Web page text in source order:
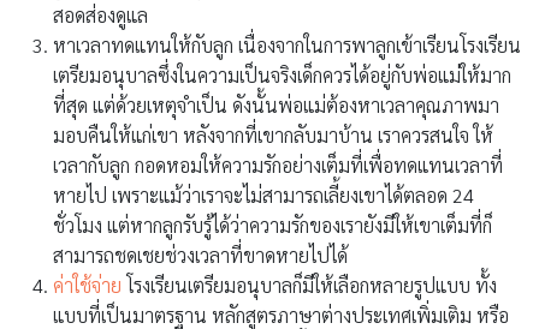
สอดส่องดูแล
หาเวลาทดแทนให้กับลูก เนื่องจากในการพาลูกเข้าเรียนโรงเรียน
เตรียมอนุบาลซึ่งในความเป็นจริงเด็กควรได้อยู่กับพ่อแม่ให้มาก
ที่สุด แต่ด้วยเหตุจำเป็น ดังนั้นพ่อแม่ต้องหาเวลาคุณภาพมา
มอบคืนให้แก่เขา หลังจากที่เขากลับมาบ้าน เราควรสนใจ ให้
เวลากับลูก กอดหอมให้ความรักอย่างเต็มที่เพื่อทดแทนเวลาที่
หายไป เพราะแม้ว่าเราจะไม่สามารถเลี้ยงเขาได้ตลอด 24
ชั่วโมง แต่หากลูกรับรู้ได้ว่าความรักของเรายังมีให้เขาเต็มที่ก็
สามารถชดเชยช่วงเวลาที่ขาดหายไปได้
ค่าใช้จ่าย โรงเรียนเตรียมอนุบาลก็มีให้เลือกหลายรูปแบบ ทั้ง
แบบที่เป็นมาตรฐาน หลักสูตรภาษาต่างประเทศเพิ่มเติม หรือ